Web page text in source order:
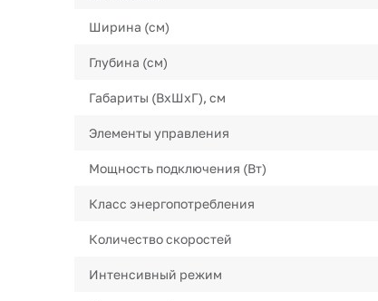
Ширина (см)
Глубина (см)
Габариты (ВхШхГ), см
Элементы управления
Мощность подключения (Вт)
Класс энергопотребления
Количество скоростей
Интенсивный режим